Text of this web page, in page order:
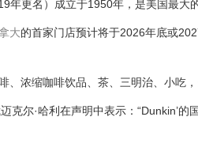
年更名）成立于1950年，是美国最大
大的首家门店预计将于2026年底或
、浓缩咖啡饮品、茶、三明治、小吃，
克尔·哈利在声明中表示：“Dunkin’